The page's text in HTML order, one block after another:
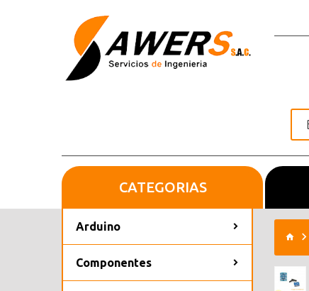
Inicio
CATEGORIAS
Arduino
Componentes